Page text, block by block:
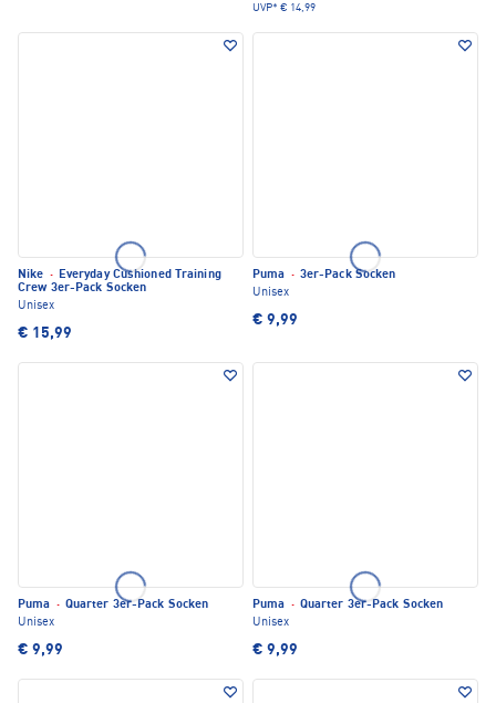
UVP* € 14,99
Nike · Everyday Cushioned Training
Crew 3er-Pack Socken
Unisex
€ 15,99
Puma · 3er-Pack Socken
Unisex
€ 9,99
Puma · Quarter 3er-Pack Socken
Unisex
€ 9,99
Puma · Quarter 3er-Pack Socken
Unisex
€ 9,99